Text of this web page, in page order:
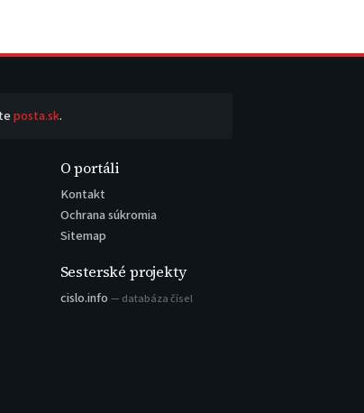
posta.sk.
O portáli
Kontakt
Ochrana súkromia
Sitemap
Sesterské projekty
cislo.info — databáza čísel